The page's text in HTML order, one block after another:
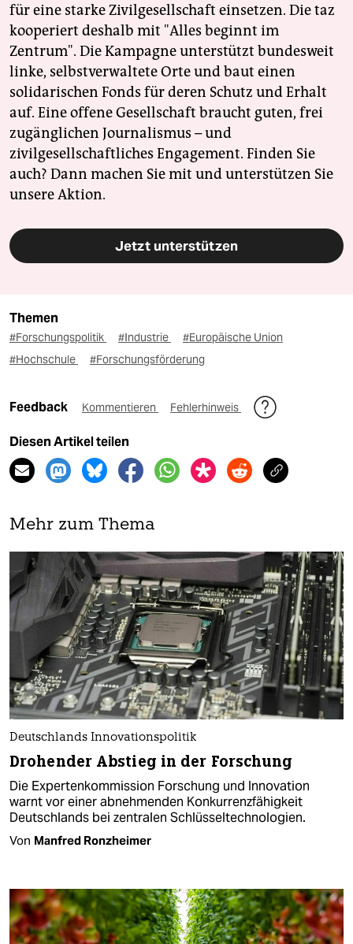
für eine starke Zivilgesellschaft einsetzen. Die taz
kooperiert deshalb mit "Alles beginnt im
Zentrum". Die Kampagne unterstützt bundesweit
linke, selbstverwaltete Orte und baut einen
solidarischen Fonds für deren Schutz und Erhalt
auf. Eine offene Gesellschaft braucht guten, frei
zugänglichen Journalismus – und
zivilgesellschaftliches Engagement. Finden Sie
auch? Dann machen Sie mit und unterstützen Sie
unsere Aktion.
Jetzt unterstützen
Themen
#Forschungspolitik #Industrie
#Europäische Union
#Hochschule
#Forschungsförderung
Feedback Kommentieren Fehlerhinweis
Diesen Artikel teilen
Mehr zum Thema
Deutschlands Innovationspolitik
Drohender Abstieg in der Forschung
Die Expertenkommission Forschung und Innovation
warnt vor einer abnehmenden Konkurrenzfähigkeit
Deutschlands bei zentralen Schlüsseltechnologien.
Von Manfred Ronzheimer